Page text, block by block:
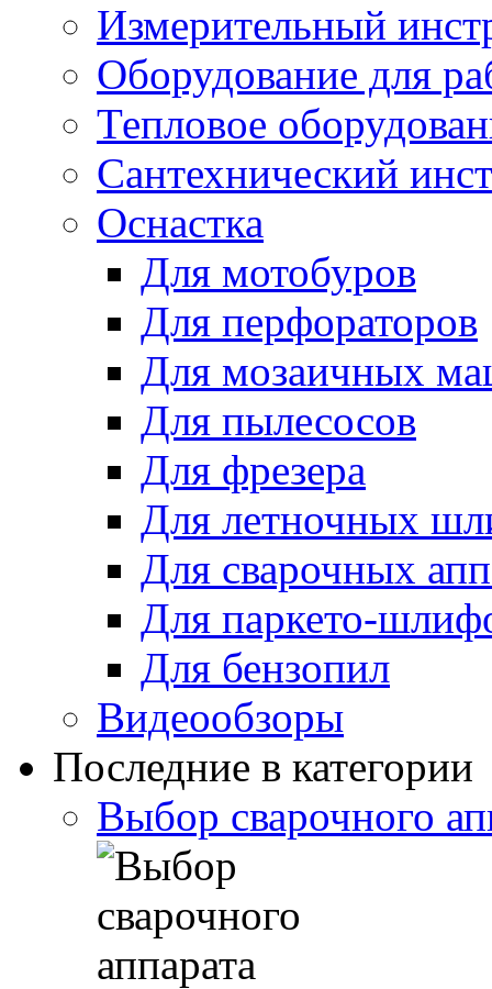
Измерительный
Оборудование для
Тепловое
Сантехнический
Оснастка
Для мотобуров
Для перфораторов
Для мозаичных
Для пылесосов
Для фрезера
Для летночных
Для сварочных
Для паркето-
Для бензопил
Видеообзоры
Последние в категории
Выбор сварочного